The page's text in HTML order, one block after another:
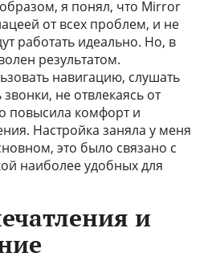
я понял, что Mirror
от всех проблем, и не
работать идеально. Но, в
результатом.
навигацию, слушать
не отвлекаясь от
повысила комфорт и
Настройка заняла у меня
это было связано с
наиболее удобных для
и